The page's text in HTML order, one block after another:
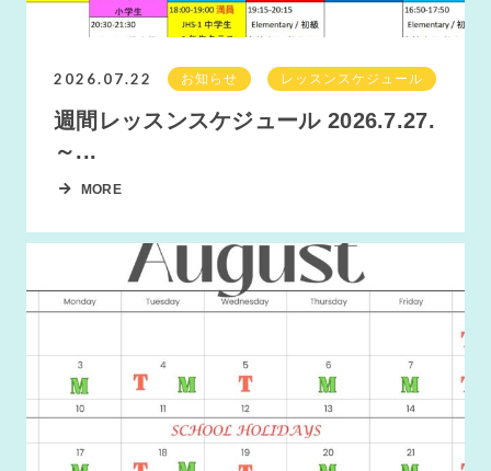
2026.07.22 お知らせ レッスンスケジュール
週間レッスンスケジュール 2026.7.27.
～...
MORE